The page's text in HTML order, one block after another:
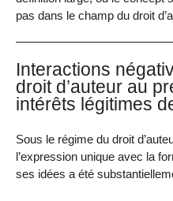
pas dans le champ du droit
Interactions
droit d’auteur au
intérêts légitimes
Sous le régime du droit
l’expression unique avec la
ses idées a été